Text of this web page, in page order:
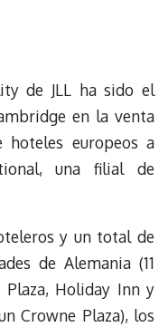
de JLL ha sido el
en la venta
europeos a
una filial de
y un total de
de Alemania (11
Plaza, Holiday Inn y
Crowne Plaza), los